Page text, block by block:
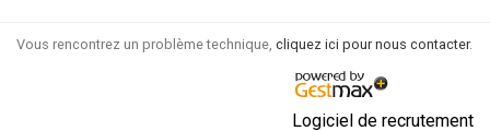
Vous rencontrez un problème technique, cliquez ici pour nous contacter.
Logiciel de recrutement